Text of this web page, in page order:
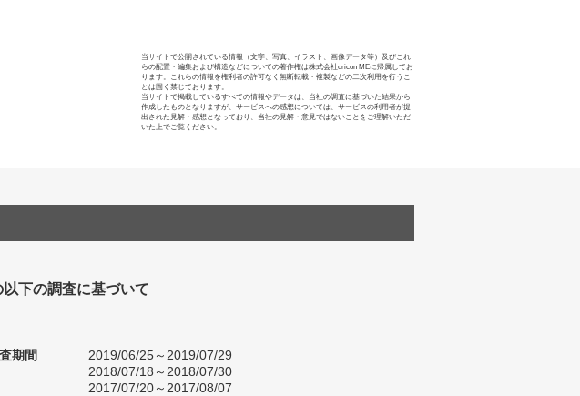
当サイトで公開されている情報（文字、写真、イラスト、画像データ等）及びこれ
らの配置・編集および構造などについての著作権は株式会社oricon MEに帰属してお
ります。これらの情報を権利者の許可なく無断転載・複製などの二次利用を行うこ
とは固く禁じております。
当サイトで掲載しているすべての情報やデータは、当社の調査に基づいた結果から
作成したものとなりますが、サービスへの感想については、サービスの利用者が提
出された見解・感想となっており、当社の見解・意見ではないことをご理解いただ
いた上でご覧ください。
下の調査に基づいて
期間
2019/06/25～2019/07/29
2018/07/18～2018/07/30
2017/07/20～2017/08/07